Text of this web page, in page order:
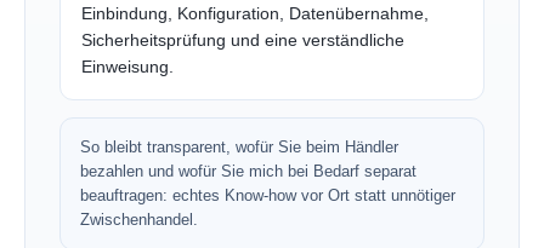
Einbindung, Konfiguration, Datenübernahme,
Sicherheitsprüfung und eine verständliche
Einweisung.
So bleibt transparent, wofür Sie beim Händler
bezahlen und wofür Sie mich bei Bedarf separat
beauftragen: echtes Know-how vor Ort statt unnötiger
Zwischenhandel.